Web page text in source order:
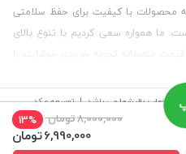
8,000,000تومان 13%
6,990,000تومان
محصولات با کیفیت برای حفظ سلامتی
ما همواره سعی کردیم با تنوع بالای
منصفانه تجربه خریدی خوشایند را
چهارراه سرسبز - رو به رو مسجد
خواب بالیشمامی باشد. | توسعه و کد
مارکتینگ سپتا